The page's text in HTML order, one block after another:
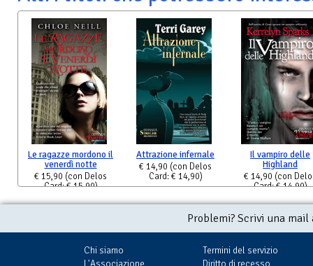
Le ragazze mordono il
venerdì notte
€ 15,90 (con Delos
Card: € 15,90)
Attrazione infernale
€ 14,90 (con Delos
Card: € 14,90)
Il vampiro delle
Highland
€ 14,90 (con
Card: € 14,90)
Problemi? Scrivi una
Chi siamo
L'Associazione
Termini del servizio
Diritto di recesso